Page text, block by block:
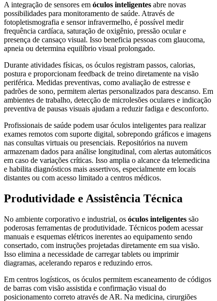
A integração de sensores em óculos inteligentes abre novas
possibilidades para monitoramento de saúde. Através de
fotopletismografia e sensor infravermelho, é possível medir
frequência cardíaca, saturação de oxigênio, pressão ocular e
presença de cansaço visual. Isso beneficia pessoas com glaucoma,
apneia ou determina equilíbrio visual prolongado.
Durante atividades físicas, os óculos registram passos, calorias,
postura e proporcionam feedback de treino diretamente na visão
periférica. Medidas preventivas, como avaliação de estresse e
padrões de sono, permitem alertas personalizados para descanso. Em
ambientes de trabalho, detecção de microlesões oculares e indicação
preventiva de pausas visuais ajudam a reduzir fadiga e desconforto.
Profissionais de saúde podem usar óculos inteligentes para realizar
exames remotos com suporte digital, sobrepondo gráficos e imagens
nas consultas virtuais ou presenciais. Repositórios na nuvem
armazenam dados para análise longitudinal, com alertas automáticos
em caso de variações críticas. Isso amplia o alcance da telemedicina
e habilita diagnósticos mais assertivos, especialmente em locais
distantes ou com acesso limitado a centros médicos.
Produtividade e Assistência Técnica
No ambiente corporativo e industrial, os óculos inteligentes são
poderosas ferramentas de produtividade. Técnicos podem acessar
manuais e esquemas elétricos inerentes ao equipamento sendo
consertado, com instruções projetadas diretamente em sua visão.
Isso elimina a necessidade de carregar tablets ou imprimir
diagramas, acelerando reparos e reduzindo erros.
Em centros logísticos, os óculos permitem escaneamento de códigos
de barras com visão assistida e confirmação visual do
posicionamento correto através de AR. Na medicina, cirurgiões